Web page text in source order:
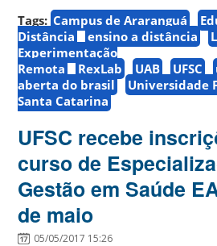
Tags: Campus de Araranguá
Distância
ensino a distância
Experimentação
Remota
RexLab UAB UFSC
aberta do brasil
Universidade
Santa Catarina
UFSC recebe
curso de
Gestão em Saúde
de maio
05/05/2017 15:26